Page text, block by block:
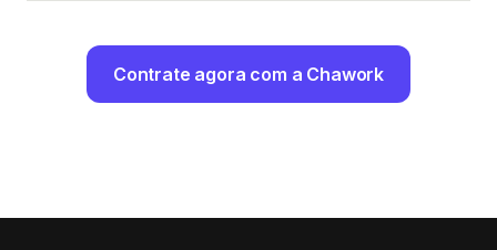
Contrate agora com a Chawork